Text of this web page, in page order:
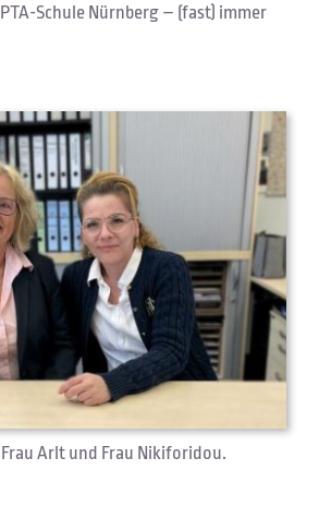
Schule Nürnberg – (fast) immer
Arlt und Frau Nikiforidou.